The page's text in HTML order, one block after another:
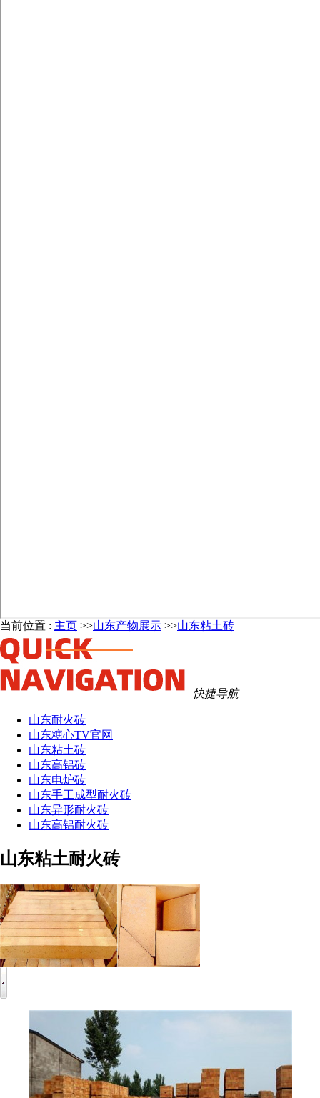
当前位置 : 主页 >>山东产物展示 >>山东粘土砖
快捷导航
山东耐火砖
山东糖心TV官网
山东粘土砖
山东高铝砖
山东电炉砖
山东手工成型耐火砖
山东异形耐火砖
山东高铝耐火砖
山东粘土耐火砖